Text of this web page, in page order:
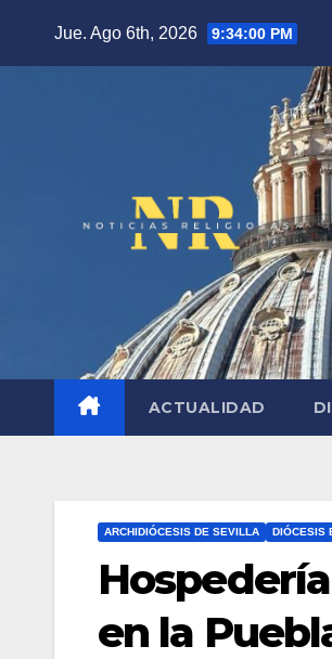
Jue. Ago 6th, 2026 9:34:01 PM
ACTUALIDAD
ARCHIDIÓCESIS DE SEVILLA DIÓCESIS
en la